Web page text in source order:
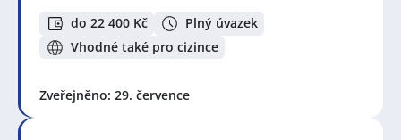
do 22 400 Kč
Plný úvazek
Vhodné také pro cizince
Zveřejněno: 29. července